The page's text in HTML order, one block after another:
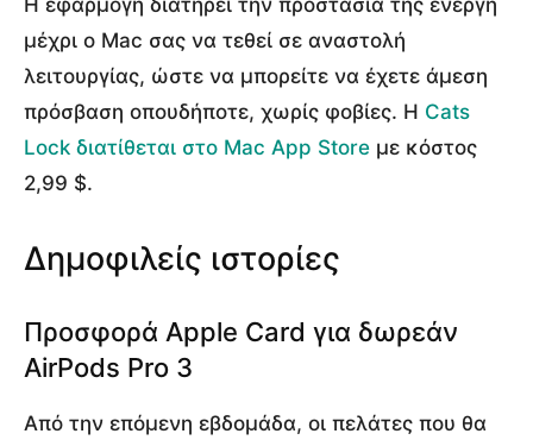
μέχρι ο Mac σας να τεθεί σε αναστολή
λειτουργίας, ώστε να μπορείτε να έχετε άμεση
πρόσβαση οπουδήποτε, χωρίς φοβίες. Η Cats
Lock διατίθεται στο Mac App Store με κόστος
2,99 $.
Δημοφιλείς ιστορίες
Προσφορά Apple Card για δωρεάν
AirPods Pro 3
Από την επόμενη εβδομάδα, οι πελάτες που θα